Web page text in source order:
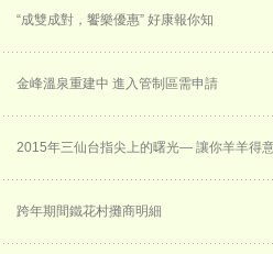
“成雙成對，饗樂優惠” 好康報你知
金峰溫泉重建中 進入管制區需申請
2015年三仙台指尖上的曙光— 讓你羊羊得
跨年期間鐵花村攤商明細